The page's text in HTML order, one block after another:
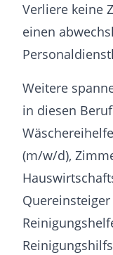
Verliere keine
einen
Weitere
in diesen
(m/w/d),